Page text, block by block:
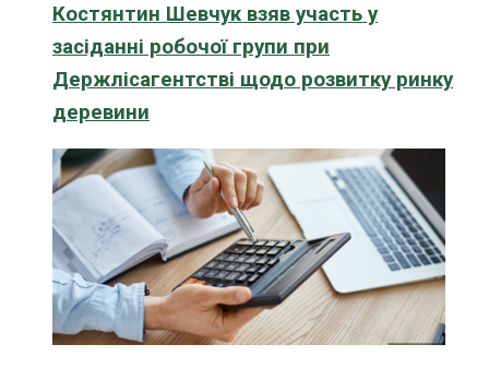
Костянтин Шевчук взяв участь у
засіданні робочої групи при
Держлісагентстві щодо розвитку ринку
деревини